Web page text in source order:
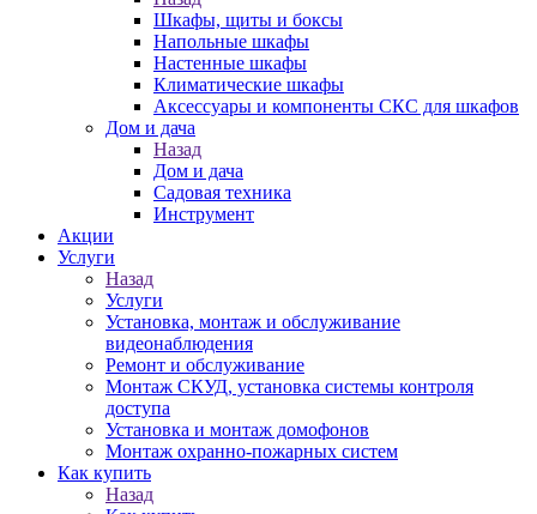
Шкафы, щиты и боксы
Напольные шкафы
Настенные шкафы
Климатические шкафы
Аксессуары и компоненты СКС для шкафов
Дом и дача
Назад
Дом и дача
Садовая техника
Инструмент
Акции
Услуги
Назад
Услуги
Установка, монтаж и обслуживание
видеонаблюдения
Ремонт и обслуживание
Монтаж СКУД, установка системы контроля
доступа
Установка и монтаж домофонов
Монтаж охранно-пожарных систем
Как купить
Назад